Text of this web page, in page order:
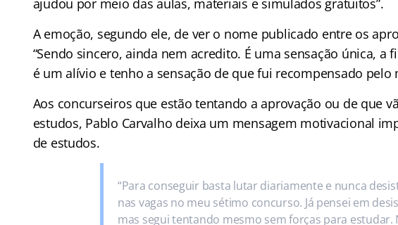
ajudou por meio das aulas, materiais e simulados gratuitos”.
A emoção, segundo ele, de ver o nome publicado entre os
“Sendo sincero, ainda nem acredito. É uma sensação única, a
é um alívio e tenho a sensação de que fui recompensado pelo
Aos concurseiros que estão tentando a aprovação ou de que
estudos, Pablo Carvalho deixa um mensagem motivacional
de estudos.
“Para conseguir basta lutar diariamente e nunca
nas vagas no meu sétimo concurso. Já pensei em
mas segui tentando mesmo sem forças para estudar.